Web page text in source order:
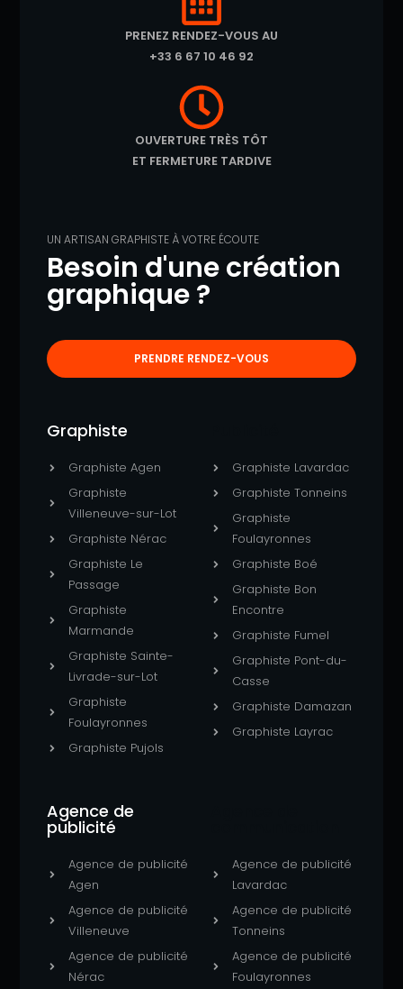
PRENEZ RENDEZ-VOUS AU
+33 6 67 10 46 92
OUVERTURE TRÈS TÔT
ET FERMETURE TARDIVE
UN ARTISAN GRAPHISTE À VOTRE ÉCOUTE
Besoin d'une création
graphique ?
PRENDRE RENDEZ-VOUS
Graphiste
Graphiste Agen
Graphiste
Villeneuve-sur-Lot
Graphiste Nérac
Graphiste Le
Passage
Graphiste
Marmande
Graphiste Sainte-
Livrade-sur-Lot
Graphiste
Foulayronnes
Graphiste Pujols
Graphiste Lavardac
Graphiste Tonneins
Graphiste
Foulayronnes
Graphiste Boé
Graphiste Bon
Encontre
Graphiste Fumel
Graphiste Pont-du-
Casse
Graphiste Damazan
Graphiste Layrac
Agence de
publicité
Agence de publicité
Agen
Agence de publicité
Villeneuve
Agence de publicité
Nérac
Agence de publicité
Lavardac
Agence de publicité
Tonneins
Agence de publicité
Foulayronnes